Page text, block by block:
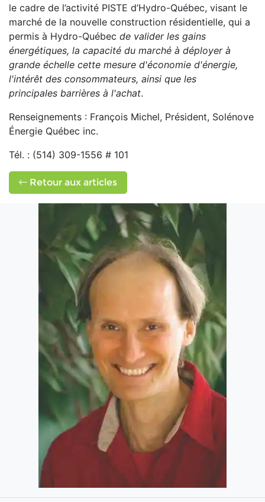
le cadre de l’activité PISTE d’Hydro-Québec, visant le
marché de la nouvelle construction résidentielle, qui a
permis à Hydro-Québec de valider les gains
énergétiques, la capacité du marché à déployer à
grande échelle cette mesure d'économie d'énergie,
l'intérêt des consommateurs, ainsi que les
principales barrières à l'achat.
Renseignements : François Michel, Président, Solénove
Énergie Québec inc.
Tél. : (514) 309-1556 # 101
Retour aux articles